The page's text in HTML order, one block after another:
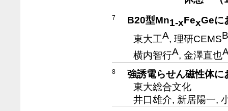
7 B20型Mn1-xFexGeに
東大工A, 理研CEMSB
横内智行A, 金澤直也
8
強誘電らせん磁性体
東大総合文化
井口雄介, 新居陽一,